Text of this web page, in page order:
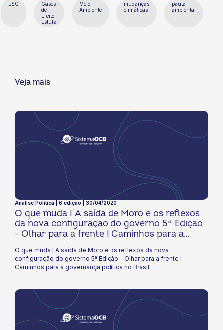
ESG
Gases
de
Efeito
Estufa
Meio
Ambiente
mudanças
climáticas
pauta
ambiental
Veja mais
Análise Política | 6 edição | 30/04/2020
O que muda I A saída de Moro e os reflexos
da nova configuração do governo 5ª Edição
- Olhar para a frente I Caminhos para a
governança política no Brasil
O que muda I A saída de Moro e os reflexos da nova
configuração do governo 5ª Edição - Olhar para a frente I
Caminhos para a governança política no Brasil